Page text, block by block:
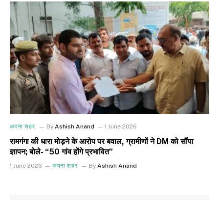
अपना शहर By Ashish Anand 1 June 2026
रामगंगा की धारा मोड़ने के आरोप पर बवाल, ग्रामीणों ने DM को सौंपा
ज्ञापन; बोले- “50 गांव होंगे प्रभावित”
1 June 2026 अपना शहर By Ashish Anand